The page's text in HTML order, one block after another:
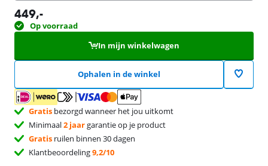
449,-
Op voorraad
In mijn winkelwagen
Ophalen in de winkel
Gratis bezorgd wanneer het jou uitkomt
Minimaal2 jaargarantie op je product
Gratis ruilen binnen 30 dagen
Klantbeoordeling9,2/10